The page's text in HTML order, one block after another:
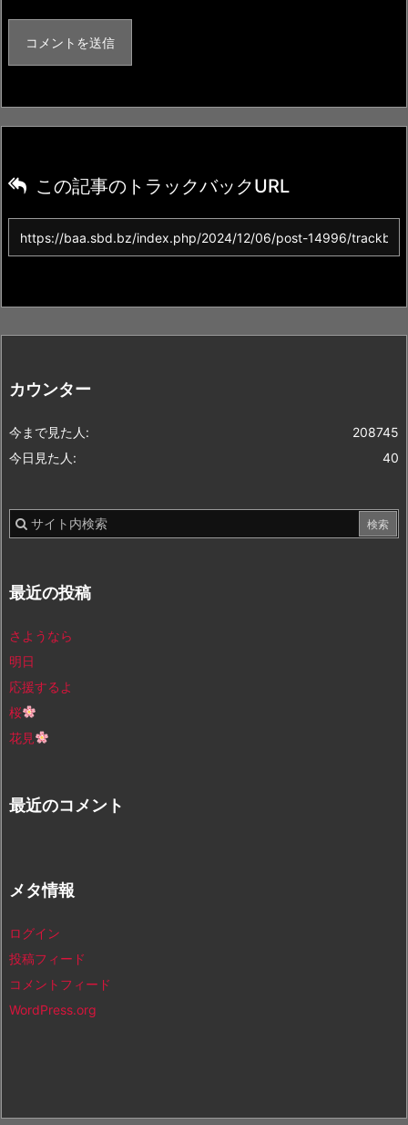
この記事のトラックバックURL
カウンター
208745
今まで見た人:
40
今日見た人:
最近の投稿
さようなら
明日
応援するよ
桜
花見
最近のコメント
メタ情報
ログイン
投稿フィード
コメントフィード
WordPress.org